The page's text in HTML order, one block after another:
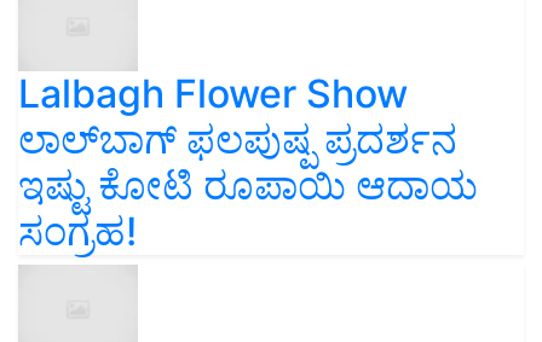
Lalbagh Flower Show
ಲಾಲ್‌ಬಾಗ್ ಫಲಪುಷ್ಪ ಪ್ರದರ್ಶನ
ಇಷ್ಟು ಕೋಟಿ ರೂಪಾಯಿ ಆದಾಯ
ಸಂಗ್ರಹ!